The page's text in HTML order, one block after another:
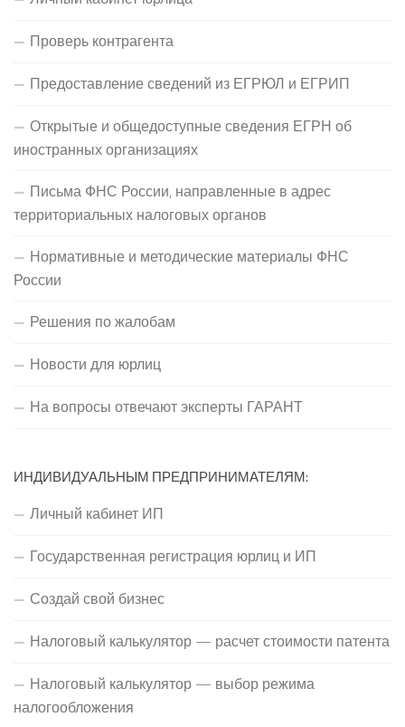
Проверь контрагента
Предоставление сведений из ЕГРЮЛ и ЕГРИП
Открытые и общедоступные сведения ЕГРН об
иностранных организациях
Письма ФНС России, направленные в адрес
территориальных налоговых органов
Нормативные и методические материалы ФНС
России
Решения по жалобам
Новости для юрлиц
На вопросы отвечают эксперты ГАРАНТ
ИНДИВИДУАЛЬНЫМ ПРЕДПРИНИМАТЕЛЯМ:
Личный кабинет ИП
Государственная регистрация юрлиц и ИП
Создай свой бизнес
Налоговый калькулятор — расчет стоимости патента
Налоговый калькулятор — выбор режима
налогообложения